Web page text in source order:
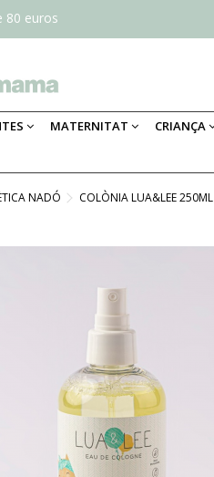
80 euros
MATERNITAT CRIANÇA
NADÓ COLÒNIA LUA&LEE 250ML